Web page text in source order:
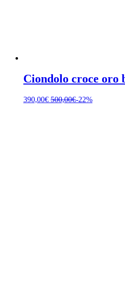
Ciondolo croce oro
390,00€ 500,00€-22%